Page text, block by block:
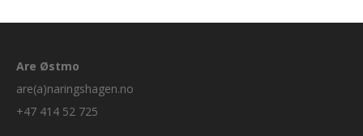
Are Østmo
are(a)naringshagen.no
+47 414 52 725